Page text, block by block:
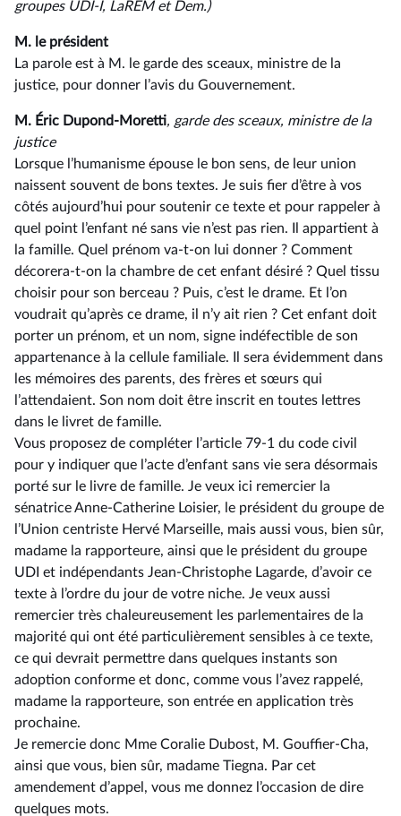
groupes UDI-I, LaREM et Dem.)
M. le président
La parole est à M. le garde des sceaux, ministre de la
justice, pour donner l’avis du Gouvernement.
M. Éric Dupond-Moretti, garde des sceaux, ministre de la
justice
Lorsque l’humanisme épouse le bon sens, de leur union
naissent souvent de bons textes. Je suis fier d’être à vos
côtés aujourd’hui pour soutenir ce texte et pour rappeler à
quel point l’enfant né sans vie n’est pas rien. Il appartient à
la famille. Quel prénom va-t-on lui donner ? Comment
décorera-t-on la chambre de cet enfant désiré ? Quel tissu
choisir pour son berceau ? Puis, c’est le drame. Et l’on
voudrait qu’après ce drame, il n’y ait rien ? Cet enfant doit
porter un prénom, et un nom, signe indéfectible de son
appartenance à la cellule familiale. Il sera évidemment dans
les mémoires des parents, des frères et sœurs qui
l’attendaient. Son nom doit être inscrit en toutes lettres
dans le livret de famille.
Vous proposez de compléter l’article 79-1 du code civil
pour y indiquer que l’acte d’enfant sans vie sera désormais
porté sur le livre de famille. Je veux ici remercier la
sénatrice Anne-Catherine Loisier, le président du groupe de
l’Union centriste Hervé Marseille, mais aussi vous, bien sûr,
madame la rapporteure, ainsi que le président du groupe
UDI et indépendants Jean-Christophe Lagarde, d’avoir ce
texte à l’ordre du jour de votre niche. Je veux aussi
remercier très chaleureusement les parlementaires de la
majorité qui ont été particulièrement sensibles à ce texte,
ce qui devrait permettre dans quelques instants son
adoption conforme et donc, comme vous l’avez rappelé,
madame la rapporteure, son entrée en application très
prochaine.
Je remercie donc Mme Coralie Dubost, M. Gouffier-Cha,
ainsi que vous, bien sûr, madame Tiegna. Par cet
amendement d’appel, vous me donnez l’occasion de dire
quelques mots.